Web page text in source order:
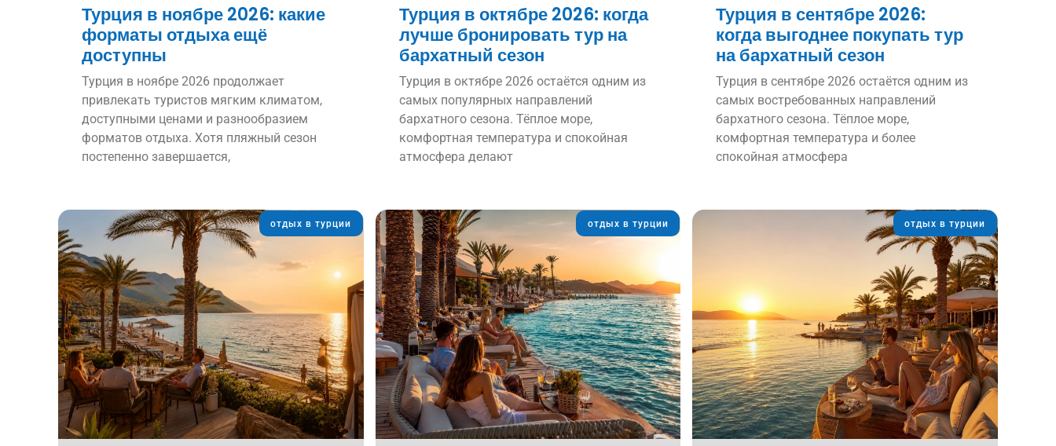
Турция в ноябре 2026: какие
форматы отдыха ещё
доступны
Турция в ноябре 2026 продолжает
привлекать туристов мягким климатом,
доступными ценами и разнообразием
форматов отдыха. Хотя пляжный сезон
постепенно завершается,
Турция в октябре 2026: когда
лучше бронировать тур на
бархатный сезон
Турция в октябре 2026 остаётся одним из
самых популярных направлений
бархатного сезона. Тёплое море,
комфортная температура и спокойная
атмосфера делают
Турция в сентябре 2026:
когда выгоднее покупать тур
на бархатный сезон
Турция в сентябре 2026 остаётся одним из
самых востребованных направлений
бархатного сезона. Тёплое море,
комфортная температура и более
спокойная атмосфера
отдых в турции отдых в турции отдых в турции